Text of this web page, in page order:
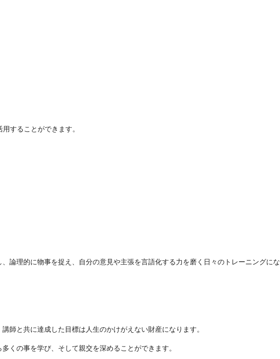
することができます。
論理的に物事を捉え、自分の意見や主張を言語化する力を磨く日々のトレーニングにな
師と共に達成した目標は人生のかけがえない財産になります。
くの事を学び、そして親交を深めることができます。